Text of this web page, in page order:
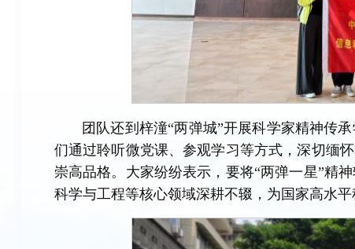
团队还到梓潼“两弹城”开展科学家精神传
们通过聆听微党课、参观学习等方式，深切缅
崇高品格。大家纷纷表示，要将“两弹一星”精
科学与工程等核心领域深耕不辍，为国家高水平